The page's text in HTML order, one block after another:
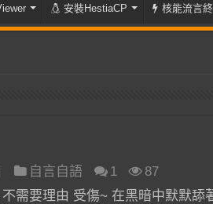
安裝HestiaCP 核能流言
自言自語 1
87
需要理由 受傷~ 在黑暗中默默舔